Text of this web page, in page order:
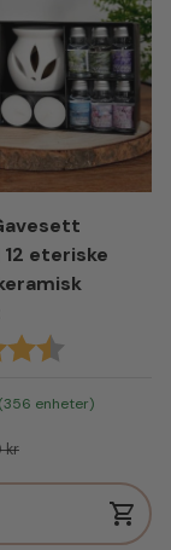
12 eteriske
enheter)
pris
kr